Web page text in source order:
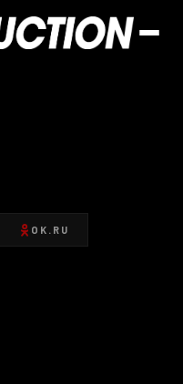
OK.RU